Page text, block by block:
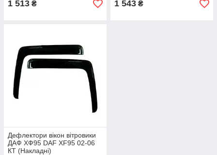
1 513 ₴ 1 543 ₴
Дефлектори вікон вітровики
ДАФ ХФ95 DAF XF95 02-06
КТ (Накладні)